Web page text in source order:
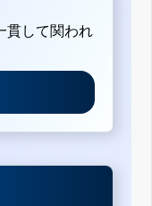
貫して関われ